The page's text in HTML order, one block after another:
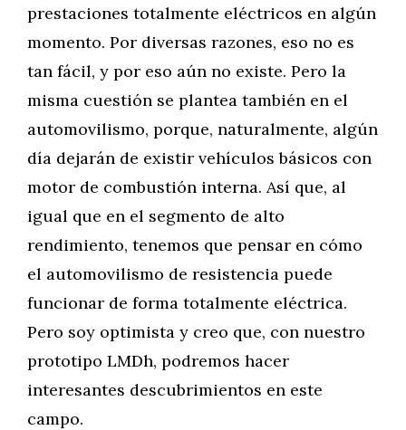
prestaciones totalmente eléctricos en algún
momento. Por diversas razones, eso no es
tan fácil, y por eso aún no existe. Pero la
misma cuestión se plantea también en el
automovilismo, porque, naturalmente, algún
día dejarán de existir vehículos básicos con
motor de combustión interna. Así que, al
igual que en el segmento de alto
rendimiento, tenemos que pensar en cómo
el automovilismo de resistencia puede
funcionar de forma totalmente eléctrica.
Pero soy optimista y creo que, con nuestro
prototipo LMDh, podremos hacer
interesantes descubrimientos en este
campo.